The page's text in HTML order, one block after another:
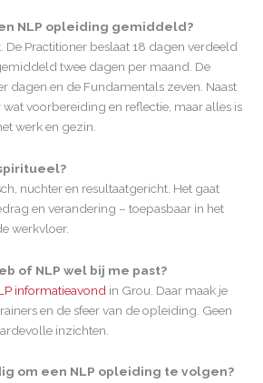
NLP opleiding gemiddeld?
De Practitioner beslaat 18 dagen verdeeld
twee dagen per maand. De
dagen en de Fundamentals zeven. Naast
voorbereiding en reflectie, maar alles is
werk en gezin.
nuchter en resultaatgericht. Het gaat
en verandering – toepasbaar in het
werkvloer.
of NLP wel bij me past?
informatieavond in Grou. Daar maak je
en de sfeer van de opleiding. Geen
inzichten.
om een NLP opleiding te volgen?